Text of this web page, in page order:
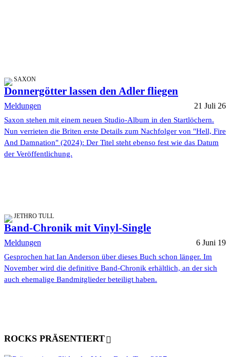
SAXON
Donnergötter lassen den Adler fliegen
Meldungen 21 Juli 26
Saxon stehen mit einem neuen Studio-Album in den Startlöchern.
Nun verrieten die Briten erste Details zum Nachfolger von "Hell, Fire
And Damnation" (2024): Der Titel steht ebenso fest wie das Datum
der Veröffentlichung.
JETHRO TULL
Band-Chronik mit Vinyl-Single
Meldungen 6 Juni 19
Gesprochen hat Ian Anderson über dieses Buch schon länger. Im
November wird die definitive Band-Chronik erhältlich, an der sich
auch ehemalige Bandmitglieder beteiligt haben.
ROCKS PRÄSENTIERT